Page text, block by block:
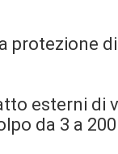
protezione
esterni di
da 3 a